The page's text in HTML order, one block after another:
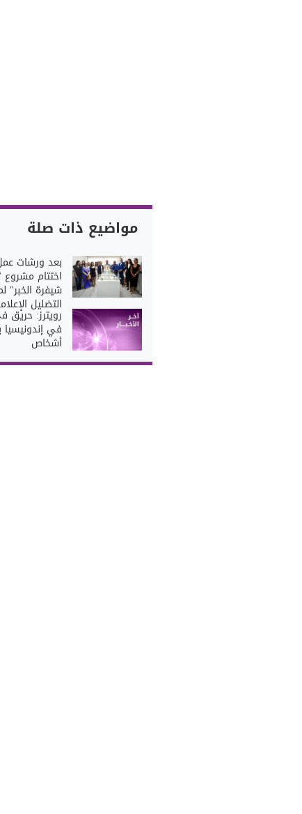
مواضيع ذات صلة
بعد ورشات
اختتام
شيفرة الخبر"
التضليل
رويترز: حريق
أشخاص